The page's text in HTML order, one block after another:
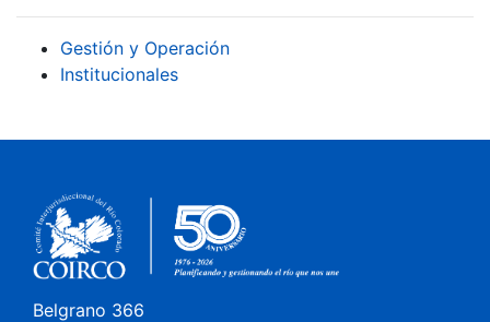
Gestión y Operación
Institucionales
Belgrano 366